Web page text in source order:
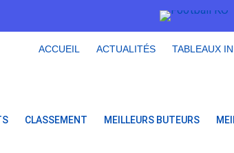
ACCUEIL ACTUALITÉS TABLEAUX
CLASSEMENT MEILLEURS BUTEURS